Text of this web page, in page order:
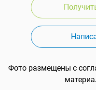
Фото размещены с